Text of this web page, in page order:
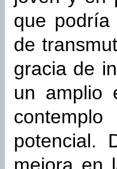
que
de
gracia de
un amplio
potencial.